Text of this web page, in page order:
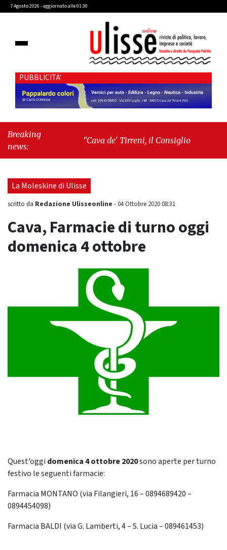
7 Agosto 2026 - aggiornato alle 01:30
PUBBLICITA'
Breaking
news:
"Cava de' Tirreni, il Consiglio comunale
Mare, giornata storica: la ceramica
ammessa alla fase europea per l’IGP"
La Moleskine di Ulisse
scritto da Redazione Ulisseonline -04 Ottobre 2020 08:31
Cava, Farmacie di turno oggi
domenica 4 ottobre
Quest’oggi domenica 4 ottobre 2020sono aperte per turno
festivo le seguenti farmacie:
Farmacia MONTANO (via Filangieri, 16 – 0894689420 –
0894454098)
Farmacia BALDI (via G. Lamberti, 4 – S. Lucia – 089461453)